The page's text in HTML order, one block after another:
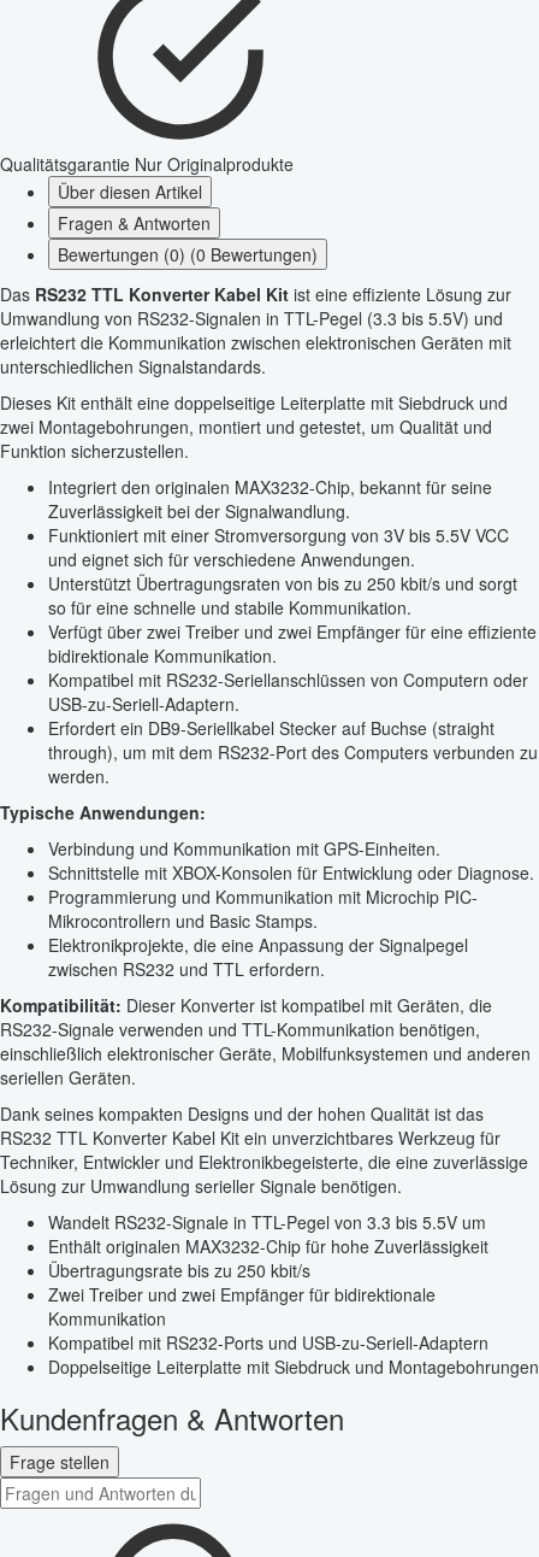
Qualitätsgarantie Nur Originalprodukte
Über diesen Artikel
Fragen & Antworten
Bewertungen (0) (0 Bewertungen)
Das RS232 TTL Konverter Kabel Kit ist eine effiziente Lösung zur
Umwandlung von RS232-Signalen in TTL-Pegel (3.3 bis 5.5V) und
erleichtert die Kommunikation zwischen elektronischen Geräten mit
unterschiedlichen Signalstandards.
Dieses Kit enthält eine doppelseitige Leiterplatte mit Siebdruck und
zwei Montagebohrungen, montiert und getestet, um Qualität und
Funktion sicherzustellen.
Integriert den originalen MAX3232-Chip, bekannt für seine
Zuverlässigkeit bei der Signalwandlung.
Funktioniert mit einer Stromversorgung von 3V bis 5.5V VCC
und eignet sich für verschiedene Anwendungen.
Unterstützt Übertragungsraten von bis zu 250 kbit/s und sorgt
so für eine schnelle und stabile Kommunikation.
Verfügt über zwei Treiber und zwei Empfänger für eine effiziente
bidirektionale Kommunikation.
Kompatibel mit RS232-Seriellanschlüssen von Computern oder
USB-zu-Seriell-Adaptern.
Erfordert ein DB9-Seriellkabel Stecker auf Buchse (straight
through), um mit dem RS232-Port des Computers verbunden zu
werden.
Typische Anwendungen:
Verbindung und Kommunikation mit GPS-Einheiten.
Schnittstelle mit XBOX-Konsolen für Entwicklung oder Diagnose.
Programmierung und Kommunikation mit Microchip PIC-
Mikrocontrollern und Basic Stamps.
Elektronikprojekte, die eine Anpassung der Signalpegel
zwischen RS232 und TTL erfordern.
Kompatibilität: Dieser Konverter ist kompatibel mit Geräten, die
RS232-Signale verwenden und TTL-Kommunikation benötigen,
einschließlich elektronischer Geräte, Mobilfunksystemen und anderen
seriellen Geräten.
Dank seines kompakten Designs und der hohen Qualität ist das
RS232 TTL Konverter Kabel Kit ein unverzichtbares Werkzeug für
Techniker, Entwickler und Elektronikbegeisterte, die eine zuverlässige
Lösung zur Umwandlung serieller Signale benötigen.
Wandelt RS232-Signale in TTL-Pegel von 3.3 bis 5.5V um
Enthält originalen MAX3232-Chip für hohe Zuverlässigkeit
Übertragungsrate bis zu 250 kbit/s
Zwei Treiber und zwei Empfänger für bidirektionale
Kommunikation
Kompatibel mit RS232-Ports und USB-zu-Seriell-Adaptern
Doppelseitige Leiterplatte mit Siebdruck und Montagebohrungen
Kundenfragen & Antworten
Frage stellen